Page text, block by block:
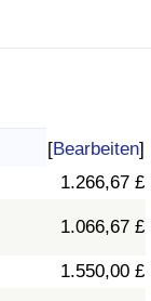
[Bearbeiten]
1.266,67 £
1.066,67 £
1.550,00 £